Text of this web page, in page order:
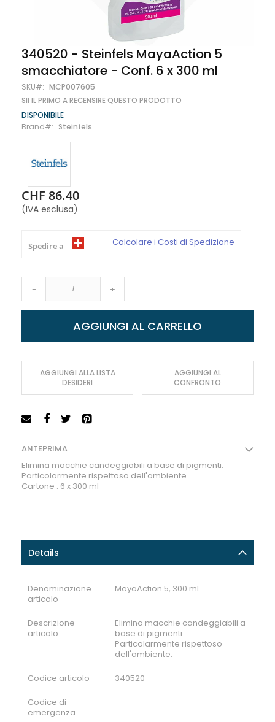
Vai
all'inizio
della
galleria
di
immagini
340520 - Steinfels MayaAction 5
smacchiatore - Conf. 6 x 300 ml
SKU MCP007605
SII IL PRIMO A RECENSIRE QUESTO PRODOTTO
DISPONIBILE
Brand
Steinfels
CHF 86.40
(IVA esclusa)
Spedire a Calcolare i Costi di Spedizione
- +
AGGIUNGI AL CARRELLO
AGGIUNGI ALLA LISTA
DESIDERI
AGGIUNGI AL
CONFRONTO
ANTEPRIMA
Elimina macchie candeggiabili a base di pigmenti.
Particolarmente rispettoso dell'ambiente.
Cartone : 6 x 300 ml
Details
Denominazione
articolo
MayaAction 5, 300 ml
Descrizione
articolo
Elimina macchie candeggiabili a
base di pigmenti.
Particolarmente rispettoso
dell'ambiente.
Codice articolo 340520
Codice di
emergenza